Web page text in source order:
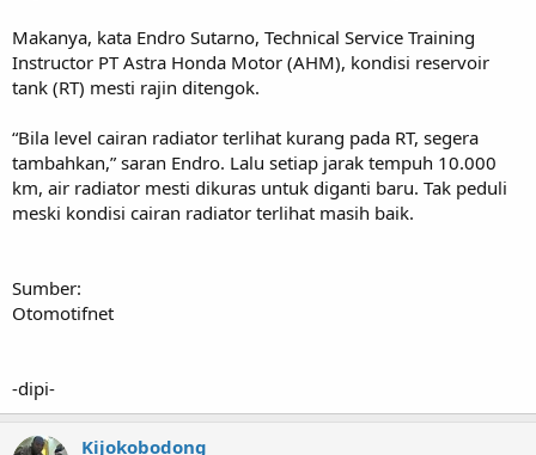
Makanya, kata Endro Sutarno, Technical Service Training
Instructor PT Astra Honda Motor (AHM), kondisi reservoir
tank (RT) mesti rajin ditengok.
“Bila level cairan radiator terlihat kurang pada RT, segera
tambahkan,” saran Endro. Lalu setiap jarak tempuh 10.000
km, air radiator mesti dikuras untuk diganti baru. Tak peduli
meski kondisi cairan radiator terlihat masih baik.
Sumber:
Otomotifnet
-dipi-
Kijokobodong